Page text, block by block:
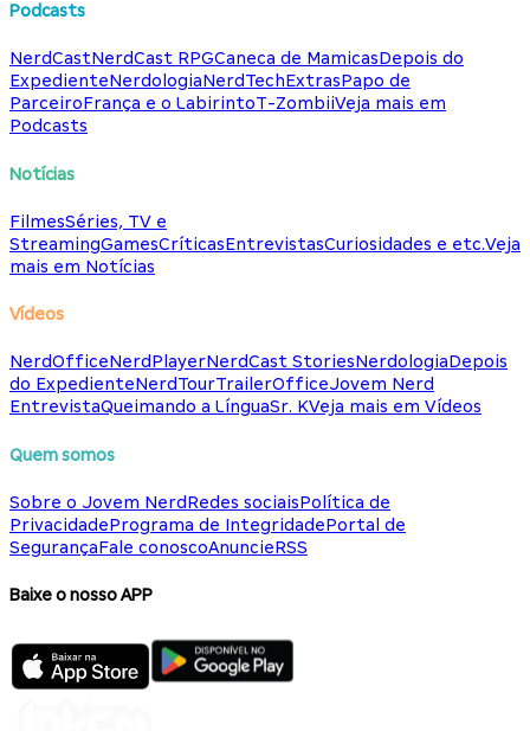
Podcasts
NerdCastNerdCast RPGCaneca de MamicasDepois do
ExpedienteNerdologiaNerdTechExtrasPapo de
ParceiroFrança e o LabirintoT-ZombiiVeja mais em
Podcasts
Notícias
FilmesSéries, TV e
StreamingGamesCríticasEntrevistasCuriosidades e etc.Veja
mais em Notícias
Vídeos
NerdOfficeNerdPlayerNerdCast StoriesNerdologiaDepois
do ExpedienteNerdTourTrailerOfficeJovem Nerd
EntrevistaQueimando a LínguaSr. KVeja mais em Vídeos
Quem somos
Sobre o Jovem NerdRedes sociaisPolítica de
PrivacidadePrograma de IntegridadePortal de
SegurançaFale conoscoAnuncieRSS
Baixe o nosso APP